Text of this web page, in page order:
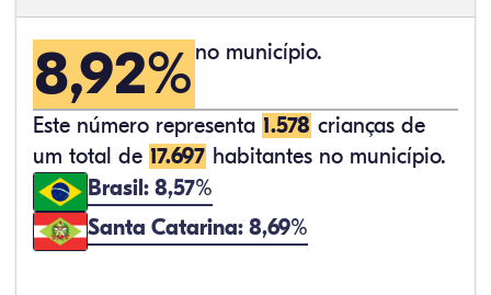
8,92% no município.
Este número representa 1.578 crianças de
um total de 17.697 habitantes no município.
Brasil: 8,57%
Santa Catarina: 8,69%